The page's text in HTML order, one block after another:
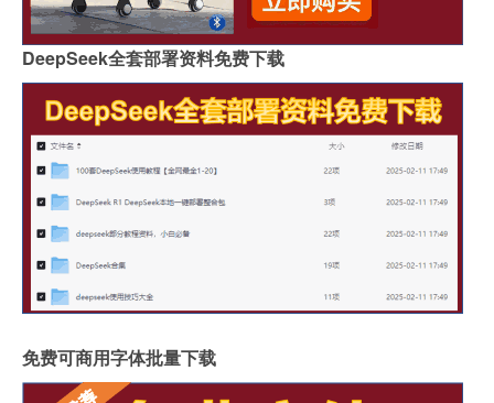
DeepSeek全套部署资料免费下载
免费可商用字体批量下载